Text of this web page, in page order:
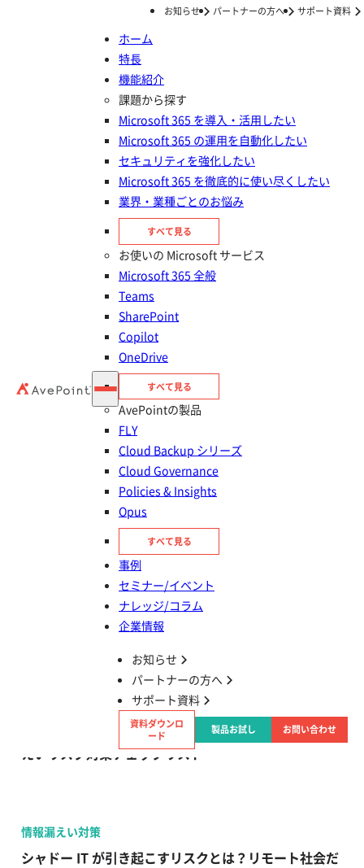
お知らせ パートナーの方へ サポート資料
ホーム
特長
機能紹介
課題から探す
Microsoft 365 を導入・活用したい
Microsoft 365 の運用を自動化したい
セキュリティを強化したい
Microsoft 365 を徹底的に使い尽くしたい
業界・業種ごとのお悩み
すべて見る
お使いの Microsoft サービス
Microsoft 365 全般
Teams
SharePoint
Copilot
OneDrive
すべて見る
AvePointの製品
FLY
Cloud Backup シリーズ
Cloud Governance
Policies & Insights
Opus
すべて見る
事例
セミナー/イベント
ナレッジ/コラム
企業情報
お知らせ
パートナーの方へ
サポート資料
資料ダウンロ
ード
製品お試し お問い合わせ
ナレッジ/コラム
ナレッジ/コラム
情報漏えい対策の記事一覧
情報セキュリティ管理基準とは？経済産業省によるガ
イドラインを解説
ゼロトラストとは？多層防御の考え方や求められる理
NIST SP800-207 とは？ゼロトラストのガイドライン
IT担当者必見！内部・外部脅威から企業を守る情報漏
えいリスク対策チェックリスト
情報漏えい対策
シャドー IT が引き起こすリスクとは？リモート社会だ